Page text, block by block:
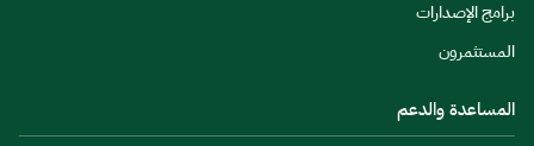
برامج الإصدارات
المستثمرون
المساعدة والدعم